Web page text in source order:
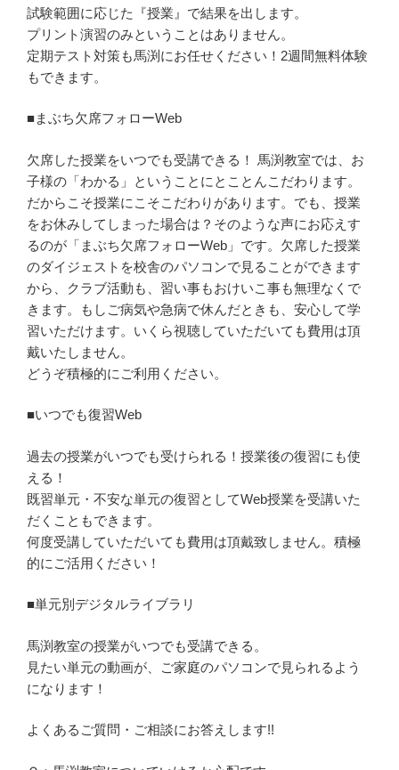
試験範囲に応じた『授業』で結果を出します。
プリント演習のみということはありません。
定期テスト対策も馬渕にお任せください！2週間無料体験
もできます。
■まぶち欠席フォローWeb
欠席した授業をいつでも受講できる！ 馬渕教室では、お
子様の「わかる」ということにとことんこだわります。
だからこそ授業にこそこだわりがあります。でも、授業
をお休みしてしまった場合は？そのような声にお応えす
るのが「まぶち欠席フォローWeb」です。欠席した授業
のダイジェストを校舎のパソコンで見ることができます
から、クラブ活動も、習い事もおけいこ事も無理なくで
きます。もしご病気や急病で休んだときも、安心して学
習いただけます。いくら視聴していただいても費用は頂
戴いたしません。
どうぞ積極的にご利用ください。
■いつでも復習Web
過去の授業がいつでも受けられる！授業後の復習にも使
える！
既習単元・不安な単元の復習としてWeb授業を受講いた
だくこともできます。
何度受講していただいても費用は頂戴致しません。積極
的にご活用ください！
■単元別デジタルライブラリ
馬渕教室の授業がいつでも受講できる。
見たい単元の動画が、ご家庭のパソコンで見られるよう
になります！
よくあるご質問・ご相談にお答えします!!